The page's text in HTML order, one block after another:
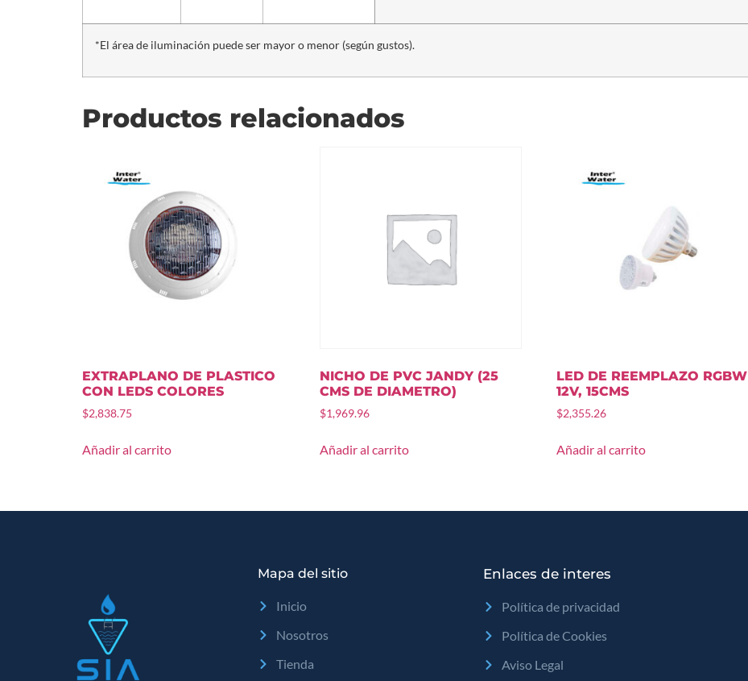
*El área de iluminación puede ser mayor o menor (según gustos).
Productos relacionados
EXTRAPLANO DE PLASTICO
CON LEDS COLORES
$2,838.75
Añadir al carrito
NICHO DE PVC JANDY (25
CMS DE DIAMETRO)
$1,969.96
Añadir al carrito
LED DE REEMPLAZO RGBW
12V, 15CMS
$2,355.26
Añadir al carrito
Mapa del sitio
Inicio
Nosotros
Tienda
Enlaces de interes
Política de privacidad
Política de Cookies
Aviso Legal